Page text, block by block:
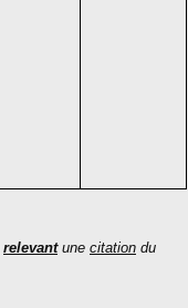
relevantune citation du